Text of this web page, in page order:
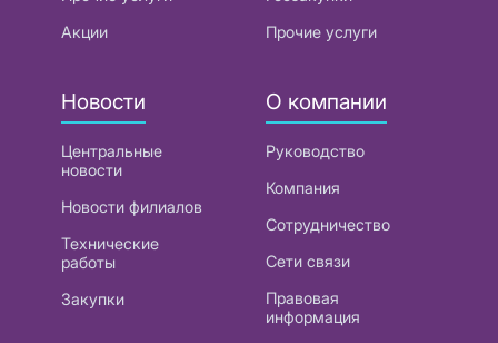
Акции
Прочие услуги
Новости
Центральные
новости
Новости филиалов
Технические
работы
Закупки
О компании
Руководство
Компания
Сотрудничество
Сети связи
Правовая
информация